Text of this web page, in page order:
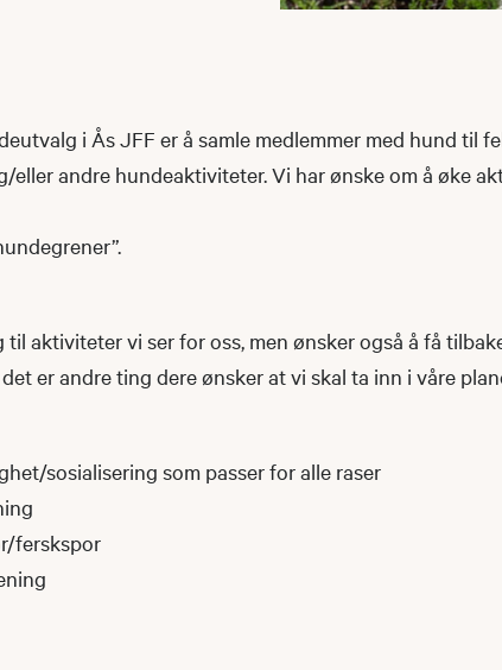
i Ås JFF er å samle medlemmer med hund til
eller andre hundeaktiviteter. Vi har ønske om å øke
til aktiviteter vi ser for oss, men ønsker også å få
er andre ting dere ønsker at vi skal ta inn i våre
sosialisering som passer for alle raser
ferskspor